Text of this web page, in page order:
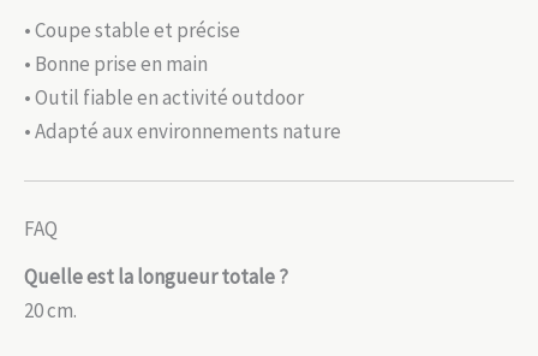
• Coupe stable et précise
• Bonne prise en main
• Outil fiable en activité outdoor
• Adapté aux environnements nature
FAQ
Quelle est la longueur totale ?
20 cm.